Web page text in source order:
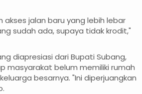
jalan baru yang lebih lebar
sudah ada, supaya tidak krodit,"
diapresiasi dari Bupati Subang,
masyarakat belum memiliki rumah
besarnya. "Ini diperjuangkan